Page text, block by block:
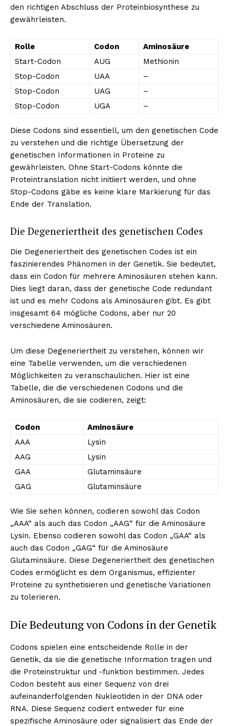
den richtigen Abschluss der Proteinbiosynthese zu
gewährleisten.
Rolle Codon
Aminosäure
Start-Codon
AUG
Methionin
Stop-Codon
UAA
–
Stop-Codon
UAG
–
Stop-Codon
UGA –
Diese Codons sind essentiell, um den genetischen Code
zu verstehen und die richtige Übersetzung der
genetischen Informationen in Proteine zu
gewährleisten. Ohne Start-Codons könnte die
Proteintranslation nicht initiiert werden, und ohne
Stop-Codons gäbe es keine klare Markierung für das
Ende der Translation.
Die Degeneriertheit des genetischen Codes
Die Degeneriertheit des genetischen Codes ist ein
faszinierendes Phänomen in der Genetik. Sie bedeutet,
dass ein Codon für mehrere Aminosäuren stehen kann.
Dies liegt daran, dass der genetische Code redundant
ist und es mehr Codons als Aminosäuren gibt. Es gibt
insgesamt 64 mögliche Codons, aber nur 20
verschiedene Aminosäuren.
Um diese Degeneriertheit zu verstehen, können wir
eine Tabelle verwenden, um die verschiedenen
Möglichkeiten zu veranschaulichen. Hier ist eine
Tabelle, die die verschiedenen Codons und die
Aminosäuren, die sie codieren, zeigt:
Codon
Aminosäure
AAA
Lysin
AAG
Lysin
GAA
Glutaminsäure
GAG
Glutaminsäure
Wie Sie sehen können, codieren sowohl das Codon
„AAA“ als auch das Codon „AAG“ für die Aminosäure
Lysin. Ebenso codieren sowohl das Codon „GAA“ als
auch das Codon „GAG“ für die Aminosäure
Glutaminsäure. Diese Degeneriertheit des genetischen
Codes ermöglicht es dem Organismus, effizienter
Proteine zu synthetisieren und genetische Variationen
zu tolerieren.
Die Bedeutung von Codons in der Genetik
Codons spielen eine entscheidende Rolle in der
Genetik, da sie die genetische Information tragen und
die Proteinstruktur und -funktion bestimmen. Jedes
Codon besteht aus einer Sequenz von drei
aufeinanderfolgenden Nukleotiden in der DNA oder
RNA. Diese Sequenz codiert entweder für eine
spezifische Aminosäure oder signalisiert das Ende der